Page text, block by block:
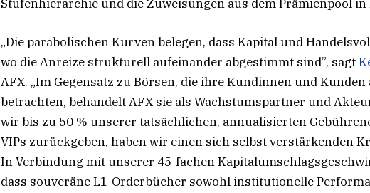
Stufenhierarchie und die Zuweisungen aus dem Prämienpool
„Die parabolischen Kurven belegen, dass Kapital und
wo die Anreize strukturell aufeinander abgestimmt sind”, sagt
AFX. „Im Gegensatz zu Börsen, die ihre Kundinnen und
betrachten, behandelt AFX sie als Wachstumspartner und
wir bis zu 50 % unserer tatsächlichen, annualisierten
VIPs zurückgeben, haben wir einen sich selbst verstärkenden
In Verbindung mit unserer 45-fachen
dass souveräne L1-Orderbücher sowohl institutionelle